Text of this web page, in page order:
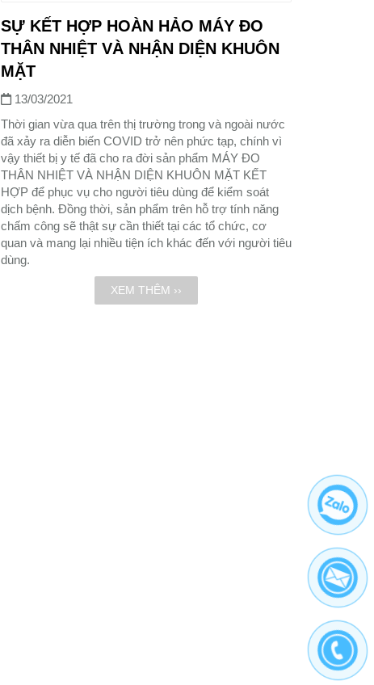
SỰ KẾT HỢP HOÀN HẢO MÁY ĐO
THÂN NHIỆT VÀ NHẬN DIỆN KHUÔN
MẶT
13/03/2021
Thời gian vừa qua trên thị trường trong và ngoài nước
đã xảy ra diễn biến COVID trở nên phức tạp, chính vì
vậy thiết bị y tế đã cho ra đời sản phẩm MÁY ĐO
THÂN NHIỆT VÀ NHẬN DIỆN KHUÔN MẶT KẾT
HỢP để phục vụ cho người tiêu dùng để kiểm soát
dịch bệnh. Đồng thời, sản phẩm trên hỗ trợ tính năng
chấm công sẽ thật sự cần thiết tại các tổ chức, cơ
quan và mang lại nhiều tiện ích khác đến với người tiêu
dùng.
XEM THÊM ››